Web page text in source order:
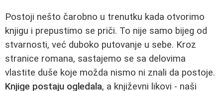
Postoji nešto čarobno u trenutku kada otvorimo
knjigu i prepustimo se priči. To nije samo bijeg od
stvarnosti, već duboko putovanje u sebe. Kroz
stranice romana, sastajemo se sa delovima
vlastite duše koje možda nismo ni znali da postoje.
Knjige postaju ogledala, a književni likovi - naši